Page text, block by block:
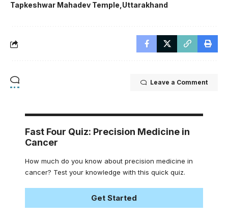
Tapkeshwar Mahadev Temple Uttarakhand
Leave a Comment
Fast Four Quiz: Precision Medicine in
Cancer
How much do you know about precision medicine in
cancer? Test your knowledge with this quick quiz.
Get Started